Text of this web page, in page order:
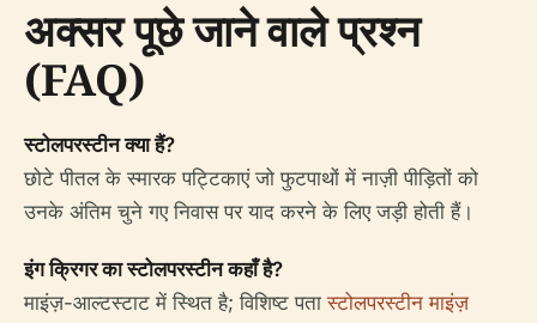
अक्सर पूछे जाने वाले प्रश्न
(FAQ)
स्टोलपरस्टीन क्या हैं?
छोटे पीतल के स्मारक पट्टिकाएं जो फुटपाथों में नाज़ी पीड़ितों को
उनके अंतिम चुने गए निवास पर याद करने के लिए जड़ी होती हैं।
इंग क्रिगर का स्टोलपरस्टीन कहाँ है?
माइंज़-आल्टस्टाट में स्थित है; विशिष्ट पतास्टोलपरस्टीन माइंज़